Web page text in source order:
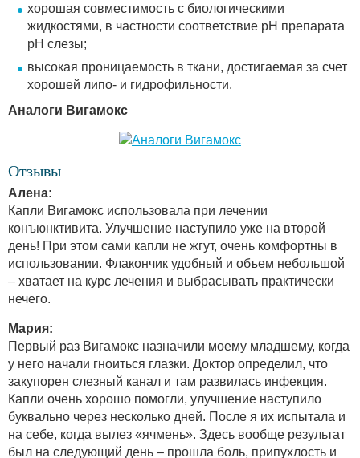
хорошая совместимость с биологическими
жидкостями, в частности соответствие рН препарата
рН слезы;
высокая проницаемость в ткани, достигаемая за счет
хорошей липо- и гидрофильности.
Аналоги Вигамокс
Отзывы
Алена:
Капли Вигамокс использовала при лечении
конъюнктивита. Улучшение наступило уже на второй
день! При этом сами капли не жгут, очень комфортны в
использовании. Флакончик удобный и объем небольшой
– хватает на курс лечения и выбрасывать практически
нечего.
Мария:
Первый раз Вигамокс назначили моему младшему, когда
у него начали гноиться глазки. Доктор определил, что
закупорен слезный канал и там развилась инфекция.
Капли очень хорошо помогли, улучшение наступило
буквально через несколько дней. После я их испытала и
на себе, когда вылез «ячмень». Здесь вообще результат
был на следующий день – прошла боль, припухлость и